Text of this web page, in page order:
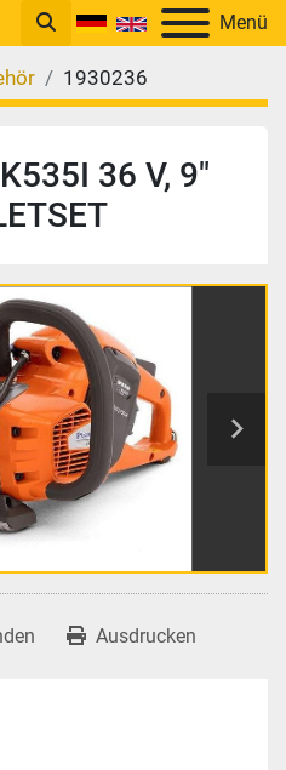
Menü
1930236
36 V, 9"
Ausdrucken